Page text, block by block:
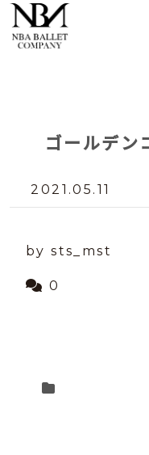
ゴールデン
2021.05.11
by sts_mst
0